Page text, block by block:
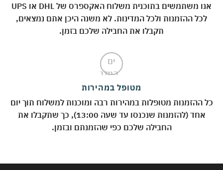
אנו משתמשים בתוכנית משלוח האקספרס של DHL או UPS
לכל ההזמנות ולכל המדינות. לא משנה היכן אתם נמצאים,
תקבלו את החבילה שלכם בזמן.
מטופל במהירות
ההזמנות מטופלות במהירות רבה ומוכנות למשלוח תוך יום
אחד (להזמנות שנכנסו עד שעה 13:00), כך שתקבלו את
החבילה שלכם כפי שהזמנתם ובזמן.